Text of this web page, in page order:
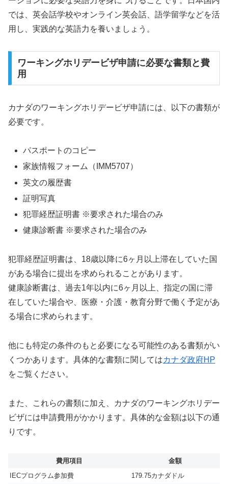
では、英会話学校やオンライン英会話、語学留学などを活
用し、実践的な英語力を養いましょう。
ワーキングホリデービザ申請に必要な書類と費
用
カナダのワーキングホリデービザ申請には、以下の書類が
必要です。
パスポートのコピー
家族情報フォーム（IMM5707）
英文の履歴書
証明写真
犯罪経歴証明書 ※要求された場合のみ
健康診断書 ※要求された場合のみ
犯罪経歴証明書は、18歳以降に6ヶ月以上滞在していた国
がある場合に提出を求められることがあります。
健康診断書は、過去1年以内に6ヶ月以上、指定の国に滞
在していた場合や、医療・介護・教育分野で働く予定があ
る場合に求められます。
他にも特定の条件のもと必要になる可能性のある書類がい
くつかあります。具体的な書類に関してはカナダ政府HP
をご覧ください。
また、これらの書類に加え、カナダのワーキングホリデー
ビザには申請費用がかかります。具体的な金額は以下の通
りです。
費用項目
金額
IECプログラム参加費
179.75カナダドル